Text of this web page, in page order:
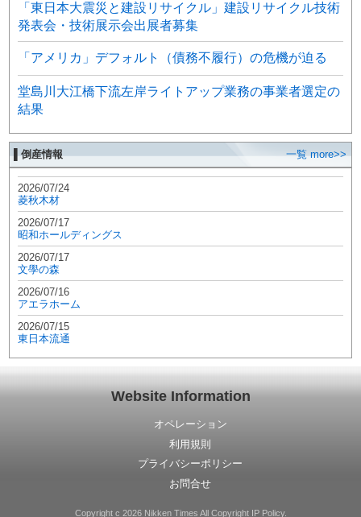
「東日本大震災と建設リサイクル」建設リサイクル技術
発表会・技術展示会出展者募集
「アメリカ」デフォルト（債務不履行）の危機が迫る
堂島川大江橋下流左岸ライトアップ業務の事業者選定の
結果
▌倒産情報 一覧 more>>
2026/07/24
菱秋木材
2026/07/17
昭和ホールディングス
2026/07/17
文學の森
2026/07/16
アエラホーム
2026/07/15
東日本流通
Website Information
オペレーション
利用規則
プライバシーポリシー
お問合せ
Copyright c 2026 Nikken Times All Copyright IP Policy.